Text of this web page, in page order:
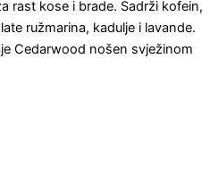
rast kose i brade. Sadrži kofein,
ružmarina, kadulje i lavande.
Cedarwood nošen svježinom